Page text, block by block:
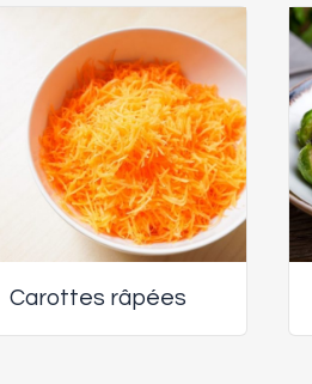
Carottes râpées